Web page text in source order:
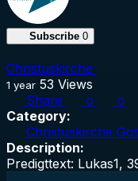
Subscribe 0
Christuskirche
1 year 53 Views
Share
0 0
Category:
Christuskirche
Description:
Predigttext: Lukas1,